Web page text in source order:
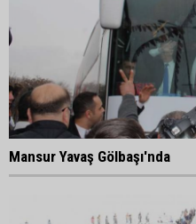
Mansur Yavaş Gölbaşı'nda